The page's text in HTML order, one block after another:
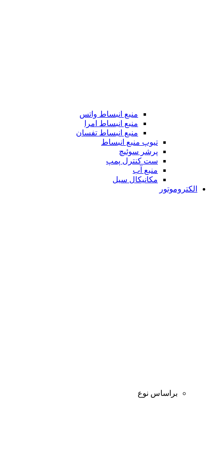
منبع انبساط واتس
منبع انبساط امرا
منبع انبساط تفسان
تیوپ منبع انبساط
پرشر سوئیچ
ست کنترل پمپ
منبع آب
مکانیکال سیل
الکتروموتور
براساس نوع